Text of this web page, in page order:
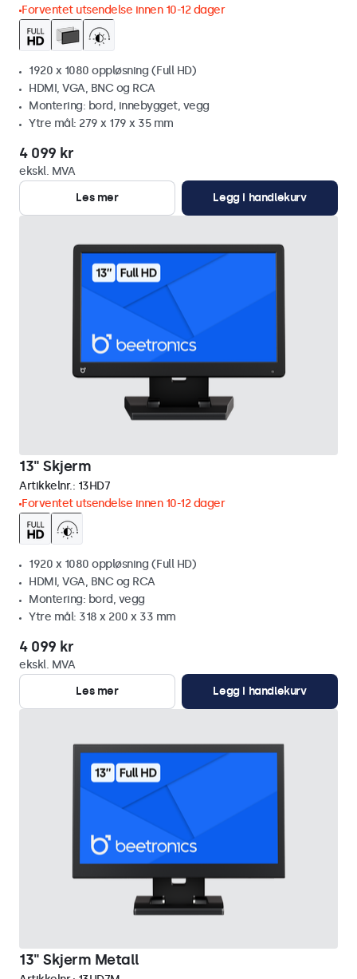
Forventet utsendelse innen 10-12 dager
1920 x 1080 oppløsning (Full HD)
HDMI, VGA, BNC og RCA
Montering: bord, innebygget, vegg
Ytre mål: 279 x 179 x 35 mm
4 099 kr
ekskl. MVA
Les mer
Legg i handlekurv
13" Skjerm
Artikkelnr.: 13HD7
Forventet utsendelse innen 10-12 dager
1920 x 1080 oppløsning (Full HD)
HDMI, VGA, BNC og RCA
Montering: bord, vegg
Ytre mål: 318 x 200 x 33 mm
4 099 kr
ekskl. MVA
Les mer
Legg i handlekurv
13" Skjerm Metall